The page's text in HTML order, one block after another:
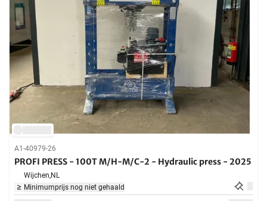
A1-40979-26
PROFI PRESS - 100T M/H-M/C-2 - Hydraulic press - 2025
Wijchen,NL
Minimumprijs nog niet gehaald